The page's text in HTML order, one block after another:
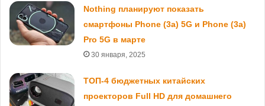
Nothing планируют показать
смартфоны Phone (3a) 5G и Phone (3a)
Pro 5G в марте
30 января, 2025
ТОП-4 бюджетных китайских
проекторов Full HD для домашнего